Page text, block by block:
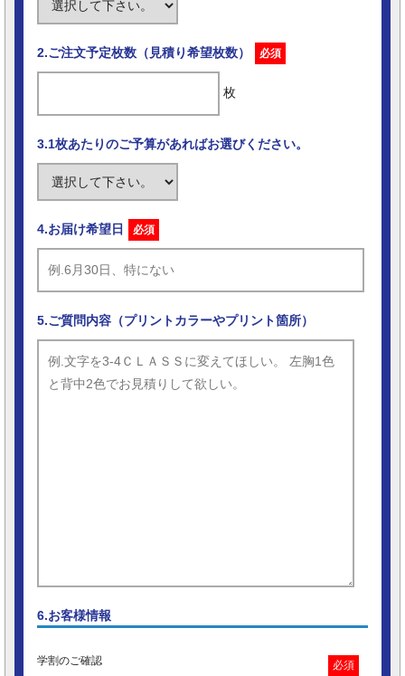
2.ご注文予定枚数（見積り希望枚数） 必須
枚
3.1枚あたりのご予算があればお選びください。
4.お届け希望日 必須
5.ご質問内容（プリントカラーやプリント箇所）
6.お客様情報
学割のご確認 必須